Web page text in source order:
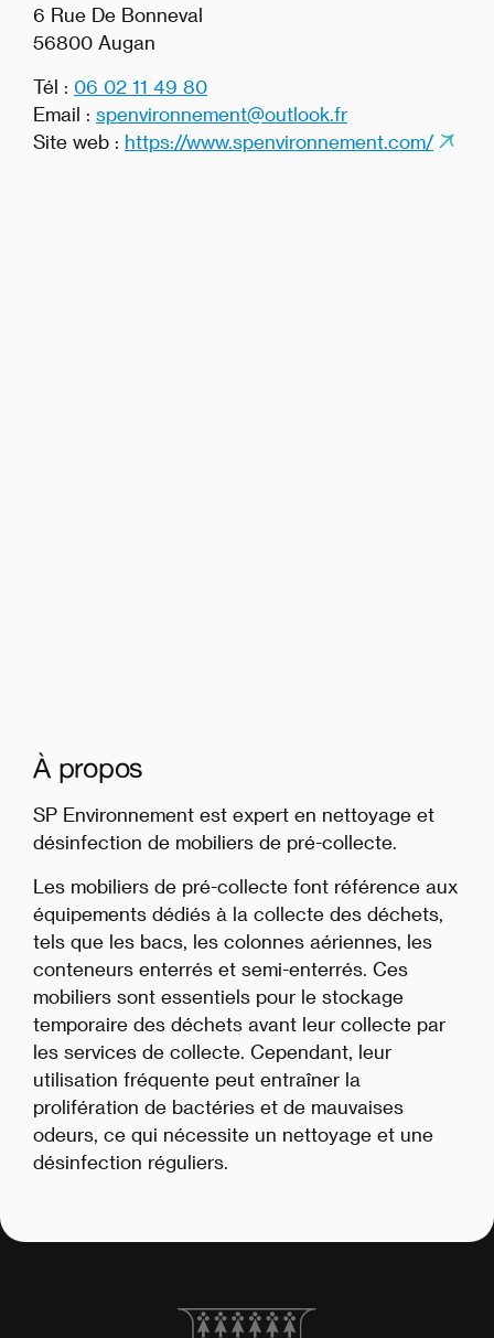
6 Rue De Bonneval
56800 Augan
Tél : 06 02 11 49 80
Email : spenvironnement@outlook.fr
Site web : https://www.spenvironnement.com/
À propos
SP Environnement est expert en nettoyage et
désinfection de mobiliers de pré-collecte.
Les mobiliers de pré-collecte font référence aux
équipements dédiés à la collecte des déchets,
tels que les bacs, les colonnes aériennes, les
conteneurs enterrés et semi-enterrés. Ces
mobiliers sont essentiels pour le stockage
temporaire des déchets avant leur collecte par
les services de collecte. Cependant, leur
utilisation fréquente peut entraîner la
prolifération de bactéries et de mauvaises
odeurs, ce qui nécessite un nettoyage et une
désinfection réguliers.